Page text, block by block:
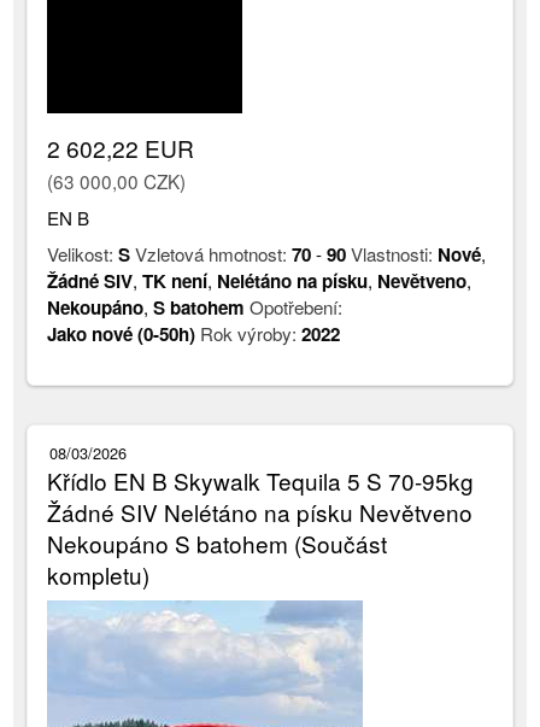
2 602,22 EUR
(63 000,00 CZK)
EN B
Velikost:SVzletová hmotnost:70-90Vlastnosti: Nové,
Žádné SIV,TK není, Nelétáno na písku, Nevětveno,
Nekoupáno,S batohem Opotřebení:
Jako nové (0-50h) Rok výroby:2022
08/03/2026
Křídlo EN B Skywalk Tequila 5 S 70-95kg
Žádné SIV Nelétáno na písku Nevětveno
Nekoupáno S batohem (Součást
kompletu)